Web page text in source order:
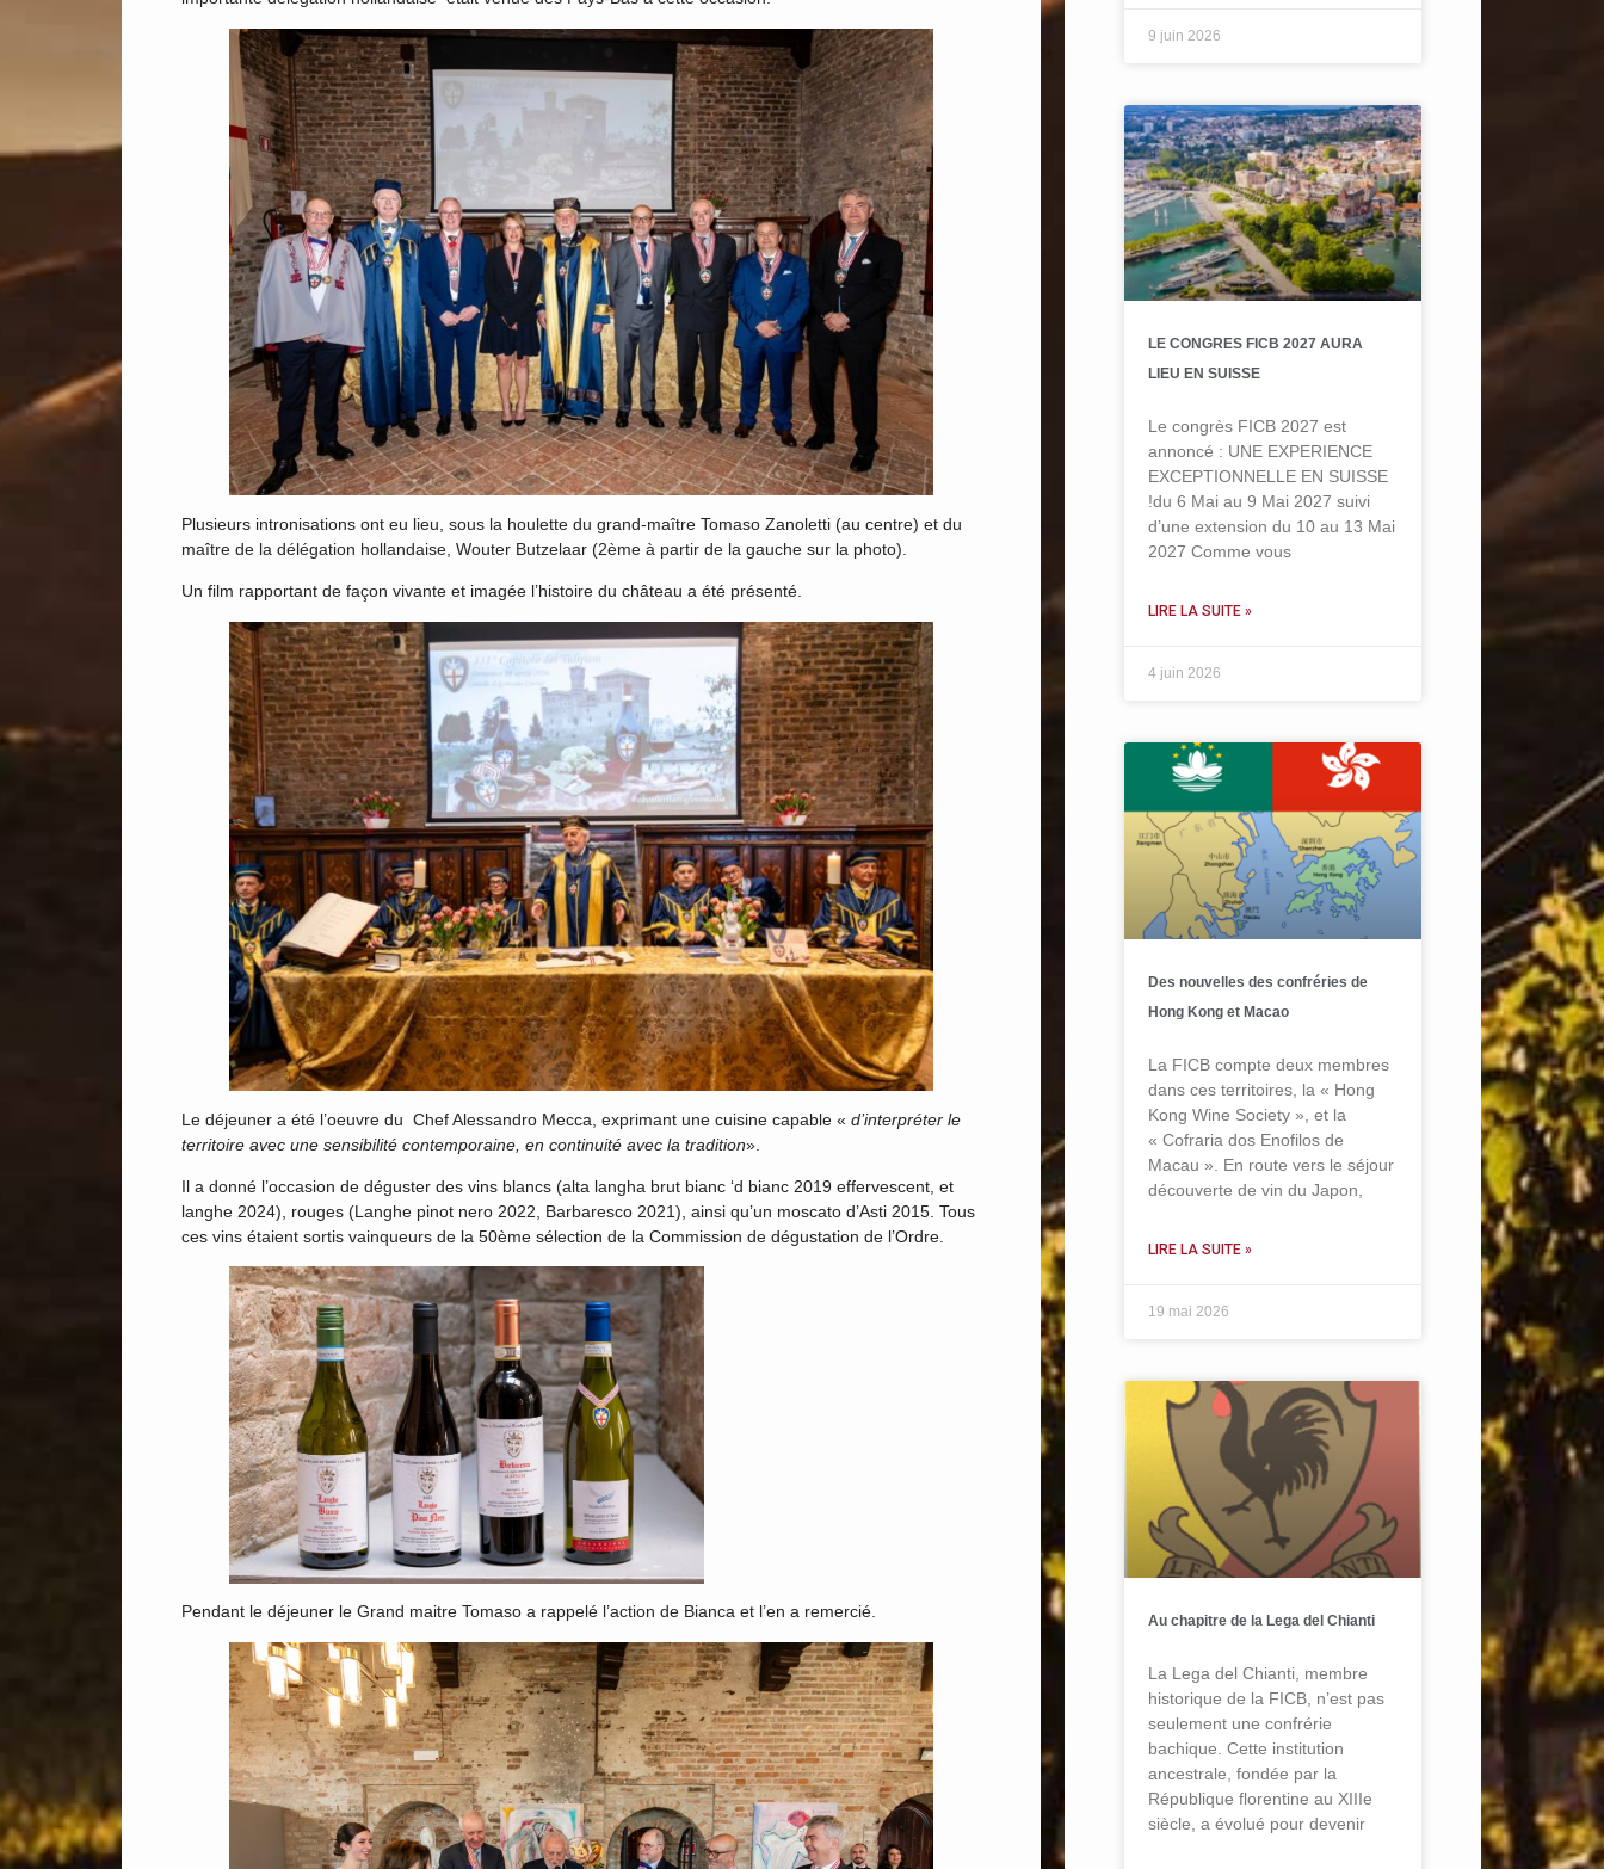
Plusieurs intronisations ont eu lieu, sous la houlette du grand-maître Tomaso Zanoletti (au centre) et du
maître de la délégation hollandaise, Wouter Butzelaar (2ème à partir de la gauche sur la photo).
Un film rapportant de façon vivante et imagée l’histoire du château a été présenté.
Le déjeuner a été l’oeuvre du Chef Alessandro Mecca, exprimant une cuisine capable « d’interpréter le
territoire avec une sensibilité contemporaine, en continuité avec la tradition».
Il a donné l’occasion de déguster des vins blancs (alta langha brut bianc ‘d bianc 2019 effervescent, et
langhe 2024), rouges (Langhe pinot nero 2022, Barbaresco 2021), ainsi qu’un moscato d’Asti 2015. Tous
ces vins étaient sortis vainqueurs de la 50ème sélection de la Commission de dégustation de l’Ordre.
Pendant le déjeuner le Grand maitre Tomaso a rappelé l’action de Bianca et l’en a remercié.
9 juin 2026
LE CONGRES FICB 2027 AURA
LIEU EN SUISSE
Le congrès FICB 2027 est
annoncé : UNE EXPERIENCE
EXCEPTIONNELLE EN SUISSE
!du 6 Mai au 9 Mai 2027 suivi
d’une extension du 10 au 13 Mai
2027 Comme vous
LIRE LA SUITE »
4 juin 2026
Des nouvelles des confréries de
Hong Kong et Macao
La FICB compte deux membres
dans ces territoires, la « Hong
Kong Wine Society », et la
« Cofraria dos Enofilos de
Macau ». En route vers le séjour
découverte de vin du Japon,
LIRE LA SUITE »
19 mai 2026
Au chapitre de la Lega del Chianti
La Lega del Chianti, membre
historique de la FICB, n’est pas
seulement une confrérie
bachique. Cette institution
ancestrale, fondée par la
République florentine au XIIIe
siècle, a évolué pour devenir